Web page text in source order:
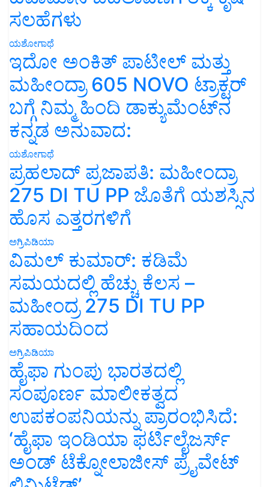
ಸಲಹೆಗಳು
ಯಶೋಗಾಥೆ
ಇದೋ ಅಂಕಿತ್ ಪಾಟೀಲ್ ಮತ್ತು
ಮಹೀಂದ್ರಾ 605 NOVO ಟ್ರಾಕ್ಟರ್
ಬಗ್ಗೆ ನಿಮ್ಮ ಹಿಂದಿ ಡಾಕ್ಯುಮೆಂಟ್‌ನ
ಕನ್ನಡ ಅನುವಾದ:
ಯಶೋಗಾಥೆ
ಪ್ರಹಲಾದ್ ಪ್ರಜಾಪತಿ: ಮಹೀಂದ್ರಾ
275 DI TU PP ಜೊತೆಗೆ ಯಶಸ್ಸಿನ
ಹೊಸ ಎತ್ತರಗಳಿಗೆ
ಅಗ್ರಿಪಿಡಿಯಾ
ವಿಮಲ್ ಕುಮಾರ್: ಕಡಿಮೆ
ಸಮಯದಲ್ಲಿ ಹೆಚ್ಚು ಕೆಲಸ –
ಮಹೀಂದ್ರ 275 DI TU PP
ಸಹಾಯದಿಂದ
ಅಗ್ರಿಪಿಡಿಯಾ
ಹೈಫಾ ಗುಂಪು ಭಾರತದಲ್ಲಿ
ಸಂಪೂರ್ಣ ಮಾಲೀಕತ್ವದ
ಉಪಕಂಪನಿಯನ್ನು ಪ್ರಾರಂಭಿಸಿದೆ:
‘ಹೈಫಾ ಇಂಡಿಯಾ ಫರ್ಟಿಲೈಜರ್ಸ್
ಅಂಡ್ ಟೆಕ್ನೋಲಾಜೀಸ್ ಪ್ರೈವೇಟ್
ಲಿಮಿಟೆಡ್’